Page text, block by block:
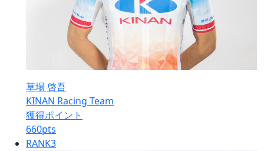
草場 啓吾
KINAN Racing Team
獲得ポイント
660pts
RANK3